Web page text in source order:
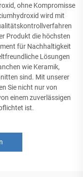
ohne Kompromisse
wird mit
Produkt die höchsten
für Nachhaltigkeit
Lösungen
wie Keramik,
sind. Mit unserer
Sie nicht nur von
einem zuverlässigen
ist.